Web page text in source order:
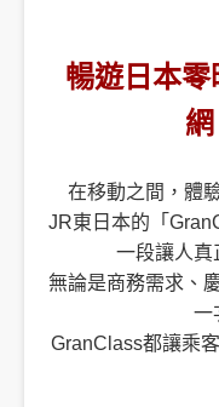
暢遊日本零
在移動之間，體
JR東日本的「
一段讓人真
無論是商務需求、
一
GranClass都讓乘